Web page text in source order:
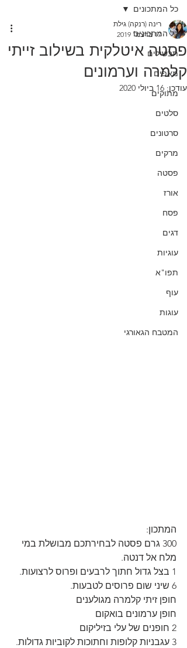
כל המתכונים
תבשילים
מאפים
מתוקים
סלטים
סרטונים
מרקים
פסטה
אורז
פסח
דגים
עוגיות
תפו"א
עוף
עוגות
המטבח הגאורגי
כל המתכונים
פסטה איטלקית בשילוב זייתי
קלמרה וערמונים
רינה (רנקה) גילת
17 בדצמ׳ 2019
עודכן: 16 ביולי 2020
המתכון:
300 גרם פסטה לבחירתכם מבושלת במי
מלח אל דנטה.
1 בצל גדול חתוך לרבעים ופרוס לרצועות.
6 שיני שום פרוסים לטבעות.
חופן זיתי קלמרה מגולענים
חופן ערמונים בואקום
2 חופנים של עלי בזיליקום
3 עגבניות קלופות וחתוכות לקוביות גדולות.